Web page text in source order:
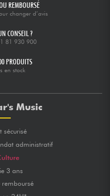
REMBOURSÉ
changer d’avis
CONSEIL ?
81 930 900
PRODUITS
en stock
Music
sécurisé
administratif
3 ans
remboursé